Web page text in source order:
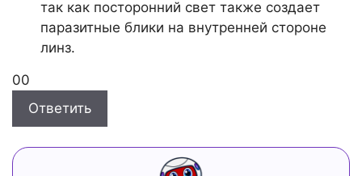
так как посторонний свет также создает
паразитные блики на внутренней стороне
линз.
Голосуйте
0Голосуйте
0
Ответить